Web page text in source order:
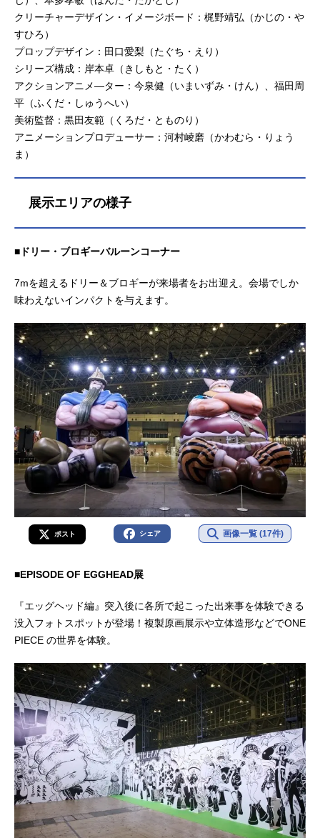
クリーチャーデザイン・イメージボード：梶野靖弘（かじの・や
すひろ）
プロップデザイン：田口愛梨（たぐち・えり）
シリーズ構成：岸本卓（きしもと・たく）
アクションアニメ―ター：今泉健（いまいずみ・けん）、福田周
平（ふくだ・しゅうへい）
美術監督：黒田友範（くろだ・とものり）
アニメーションプロデューサー：河村崚磨（かわむら・りょう
ま）
展示エリアの様子
■ドリー・ブロギーバルーンコーナー
7mを超えるドリー＆ブロギーが来場者をお出迎え。会場でしか
味わえないインパクトを与えます。
ポスト シェア 画像一覧 (17件)
■EPISODE OF EGGHEAD展
『エッグヘッド編』突入後に各所で起こった出来事を体験できる
没入フォトスポットが登場！複製原画展示や立体造形などでONE
PIECE の世界を体験。